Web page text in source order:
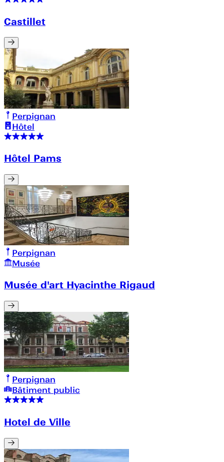
Castillet
Perpignan
Hôtel
Hôtel Pams
Perpignan
Musée
Musée d'art Hyacinthe Rigaud
Perpignan
Bâtiment public
Hotel de Ville